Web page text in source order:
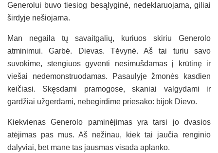
Generolui buvo tiesiog besąlyginė, nedeklaruojama, giliai
širdyje nešiojama.
Man negaila tų savaitgalių, kuriuos skiriu Generolo
atminimui. Garbė. Dievas. Tėvynė. Aš tai turiu savo
suvokime, stengiuos gyventi nesimušdamas į krūtinę ir
viešai nedemonstruodamas. Pasaulyje žmonės kasdien
keičiasi. Skęsdami pramogose, skaniai valgydami ir
gardžiai užgerdami, nebegirdime priesako: bijok Dievo.
Kiekvienas Generolo paminėjimas yra tarsi jo dvasios
atėjimas pas mus. Aš nežinau, kiek tai jaučia renginio
dalyviai, bet mane tas jausmas visada aplanko.